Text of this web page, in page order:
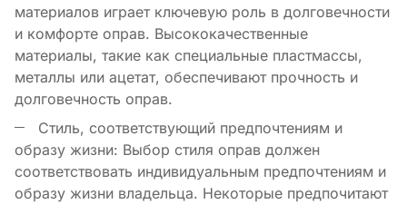
материалов играет ключевую роль в долговечности
и комфорте оправ. Высококачественные
материалы, такие как специальные пластмассы,
металлы или ацетат, обеспечивают прочность и
долговечность оправ.
Стиль, соответствующий предпочтениям и
образу жизни: Выбор стиля оправ должен
соответствовать индивидуальным предпочтениям и
образу жизни владельца. Некоторые предпочитают